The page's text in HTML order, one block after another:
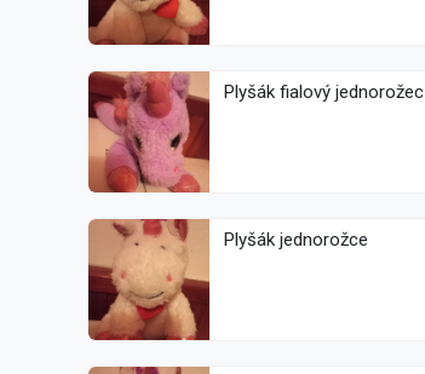
Plyšák fialový jednorožec
Plyšák jednorožce